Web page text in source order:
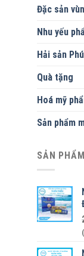
Đặc sản
Nhu yếu
Hải sản
Quà tặng
Hoá mỹ
Sản phẩm
SẢN